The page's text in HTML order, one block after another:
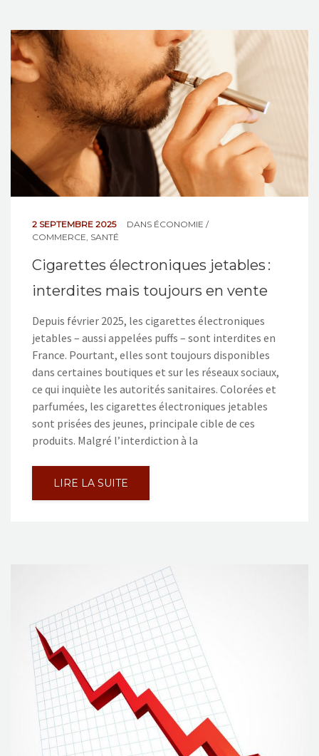
2 SEPTEMBRE 2025 DANS ÉCONOMIE /
COMMERCE, SANTÉ
Cigarettes électroniques jetables :
interdites mais toujours en vente
Depuis février 2025, les cigarettes électroniques
jetables – aussi appelées puffs – sont interdites en
France. Pourtant, elles sont toujours disponibles
dans certaines boutiques et sur les réseaux sociaux,
ce qui inquiète les autorités sanitaires. Colorées et
parfumées, les cigarettes électroniques jetables
sont prisées des jeunes, principale cible de ces
produits. Malgré l’interdiction à la
LIRE LA SUITE